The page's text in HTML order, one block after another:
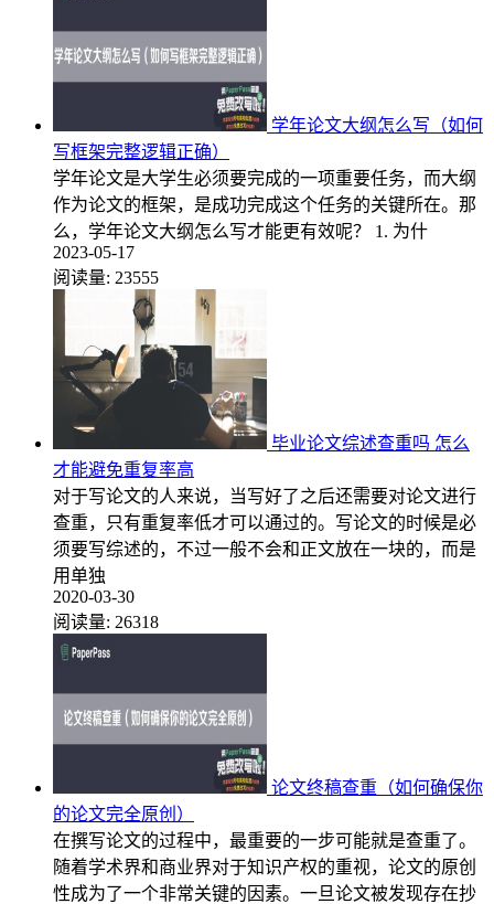
学年论文大纲怎么写（如何
写框架完整逻辑正确）
学年论文是大学生必须要完成的一项重要任务，而大纲
作为论文的框架，是成功完成这个任务的关键所在。那
么，学年论文大纲怎么写才能更有效呢？ 1. 为什
2023-05-17
阅读量: 23555
毕业论文综述查重吗 怎么
才能避免重复率高
对于写论文的人来说，当写好了之后还需要对论文进行
查重，只有重复率低才可以通过的。写论文的时候是必
须要写综述的，不过一般不会和正文放在一块的，而是
用单独
2020-03-30
阅读量: 26318
论文终稿查重（如何确保你
的论文完全原创）
在撰写论文的过程中，最重要的一步可能就是查重了。
随着学术界和商业界对于知识产权的重视，论文的原创
性成为了一个非常关键的因素。一旦论文被发现存在抄